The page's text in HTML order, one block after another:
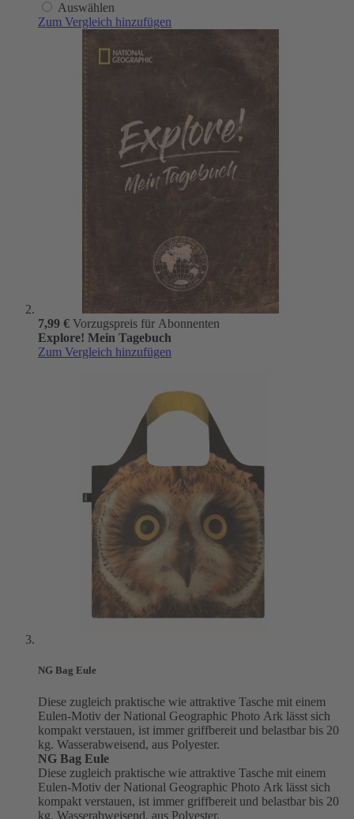
Auswählen
Zum Vergleich hinzufügen
7,99 € Vorzugspreis für Abonnenten
Explore! Mein Tagebuch
Zum Vergleich hinzufügen
NG Bag Eule
Diese zugleich praktische wie attraktive Tasche mit einem
Eulen-Motiv der National Geographic Photo Ark lässt sich
kompakt verstauen, ist immer griffbereit und belastbar bis 20
kg. Wasserabweisend, aus Polyester.
NG Bag Eule
Diese zugleich praktische wie attraktive Tasche mit einem
Eulen-Motiv der National Geographic Photo Ark lässt sich
kompakt verstauen, ist immer griffbereit und belastbar bis 20
kg. Wasserabweisend, aus Polyester.